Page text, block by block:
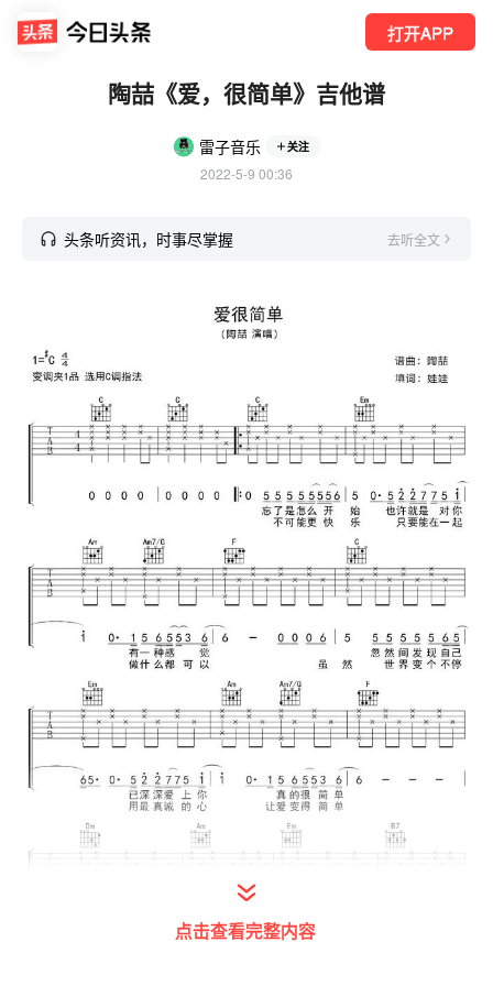
打开APP
陶喆《爱，很简单》吉他谱
雷子音乐 关注
2022-5-9 00:36
头条听资讯，时事尽掌握 去听全文
点击查看完整内容